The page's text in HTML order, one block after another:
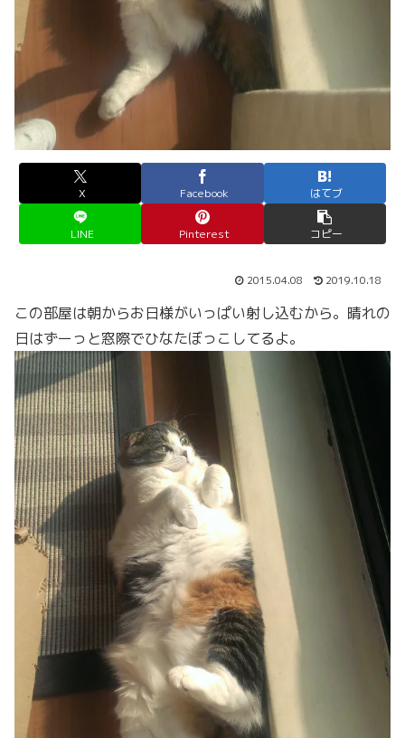
X Facebook はてブ
LINE Pinterest コピー
2015.04.08 2019.10.18
この部屋は朝からお日様がいっぱい射し込むから。晴れの
日はずーっと窓際でひなたぼっこしてるよ。